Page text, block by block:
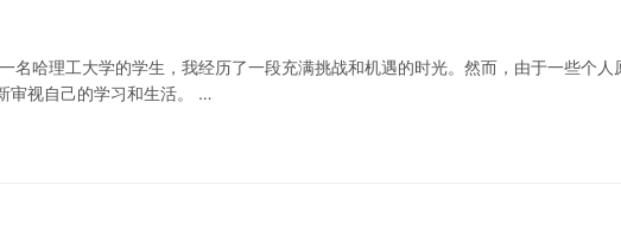
名哈理工大学的学生，我经历了一段充满挑战和机遇的时光。然而，由于一些个人
审视自己的学习和生活。 …